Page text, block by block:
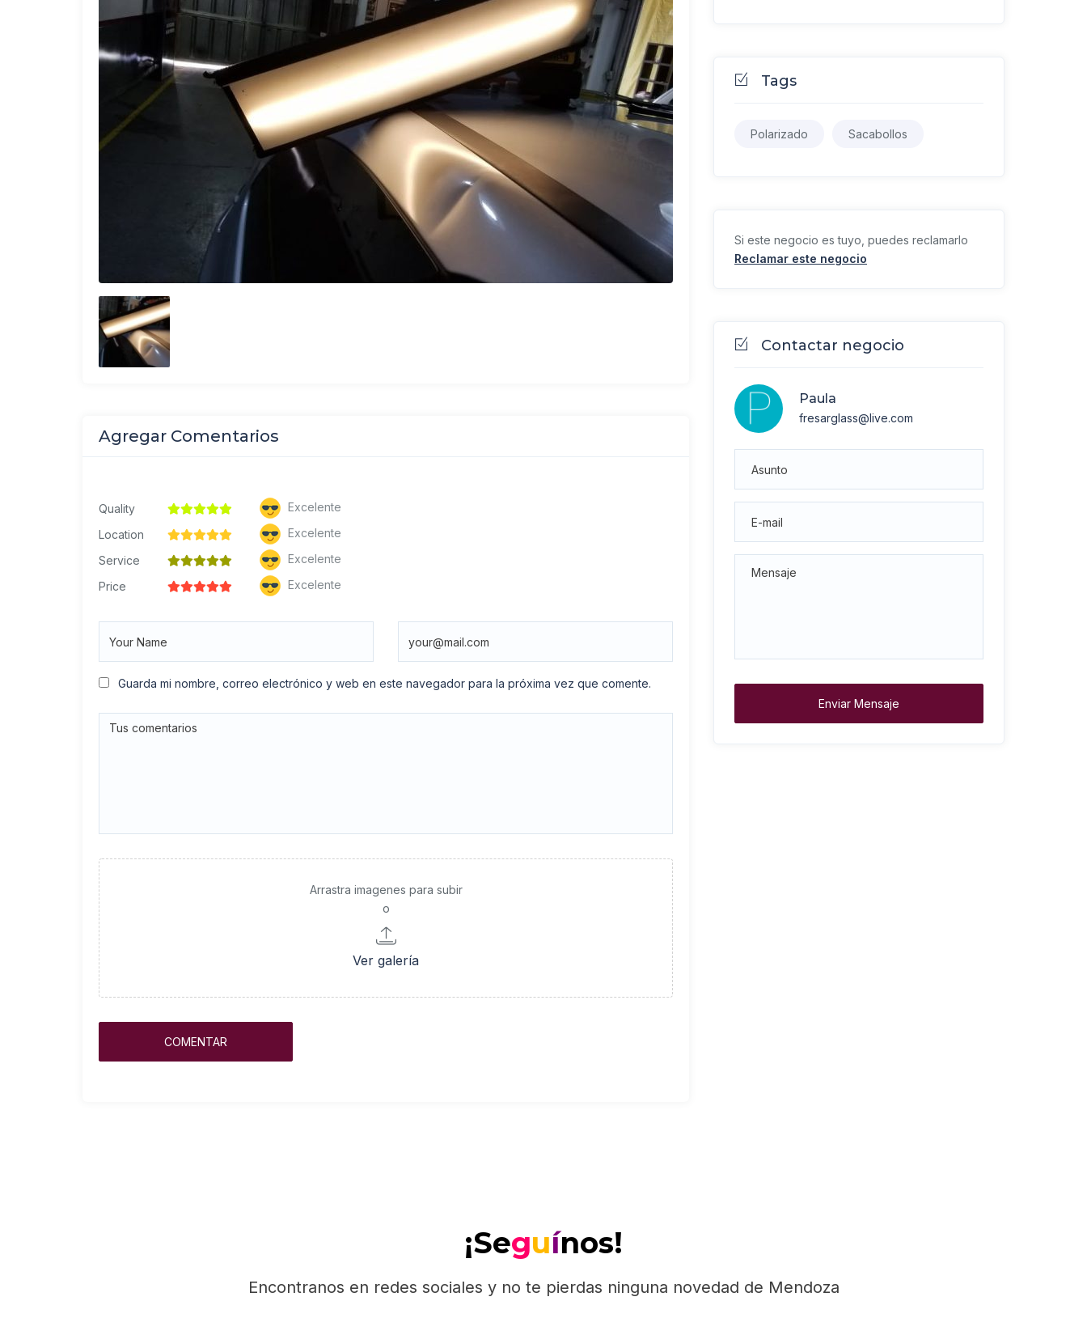
Agregar Comentarios
Quality
Excelente
Location
Excelente
Service
Excelente
Price
Excelente
Guarda mi nombre, correo electrónico y web en este navegador para la próxima vez que comente.
Arrastra imagenes para subir
o
Ver galería
Tags
Polarizado Sacabollos
Si este negocio es tuyo, puedes reclamarlo
Reclamar este negocio
Contactar negocio
Paula
fresarglass@live.com
Enviar Mensaje
¡Seguínos!
Encontranos en redes sociales y no te pierdas ninguna novedad de Mendoza